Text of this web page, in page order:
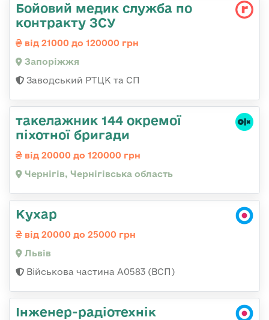
Бойовий медик служба по
контракту ЗСУ
від 21000 до 120000 грн
Запоріжжя
Заводський РТЦК та СП
такелажник 144 окремої
піхотної бригади
від 20000 до 120000 грн
Чернігів, Чернігівська область
Кухар
від 20000 до 25000 грн
Львів
Військова частина А0583 (ВСП)
Інженер-радіотехнік